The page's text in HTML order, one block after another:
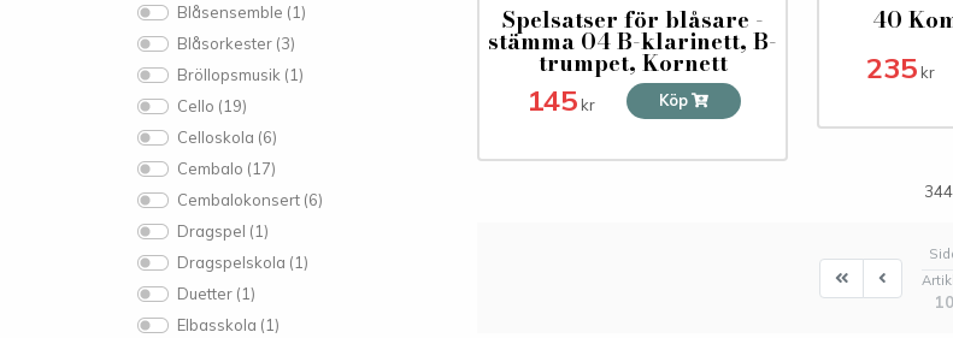
Blåsensemble (1)
Blåsorkester (3)
Bröllopsmusik (1)
Cello (19)
Celloskola (6)
Cembalo (17)
Cembalokonsert (6)
Dragspel (1)
Dragspelskola (1)
Duetter (1)
Elbasskola (1)
Spelsatser för blåsare -
stämma 04 B-klarinett, B-
trumpet, Kornett
145 kr Köp
40
235kr
FirstFirst
10